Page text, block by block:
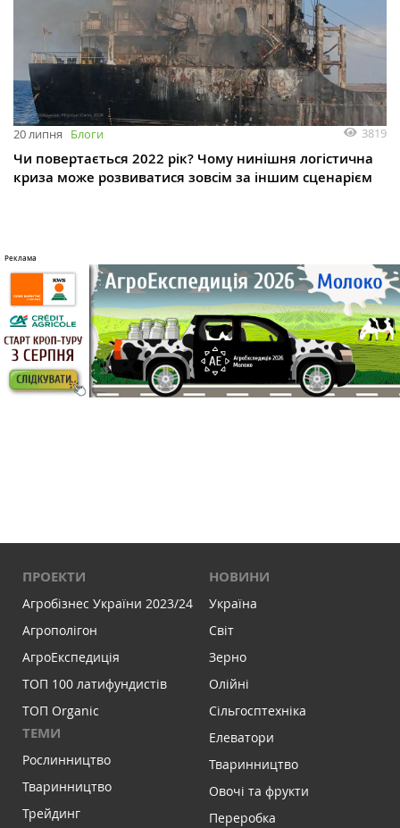
20 липня Блоги 3819
Чи повертається 2022 рік? Чому нинішня логістична
криза може розвиватися зовсім за іншим сценарієм
ПРОЕКТИ
Агробізнес України 2023/24
Агрополігон
АгроЕкспедиція
ТОП 100 латифундистів
ТОП Organic
ТЕМИ
Рослинництво
Тваринництво
Трейдинг
НОВИНИ
Україна
Світ
Зерно
Олійні
Сільгосптехніка
Елеватори
Тваринництво
Овочі та фрукти
Переробка